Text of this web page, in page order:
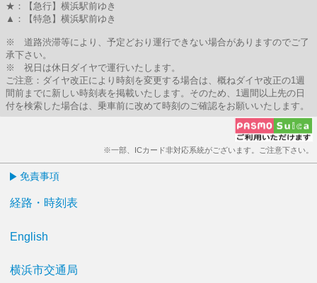
★：【急行】横浜駅前ゆき
▲：【特急】横浜駅前ゆき
※ 道路渋滞等により、予定どおり運行できない場合がありますのでご了
承下さい。
※ 祝日は休日ダイヤで運行いたします。
ご注意：ダイヤ改正により時刻を変更する場合は、概ねダイヤ改正の1週
間前までに新しい時刻表を掲載いたします。そのため、1週間以上先の日
付を検索した場合は、乗車前に改めて時刻のご確認をお願いいたします。
※一部、ICカード非対応系統がございます。ご注意下さい。
免責事項
経路・時刻表
English
横浜市交通局